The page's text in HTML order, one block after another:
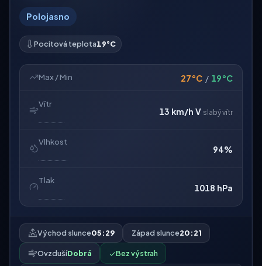
Polojasno
Pocitová teplota19°C
Max / Min 27°C / 19°C
Vítr
13 km/h V slabý vítr
Vlhkost
94%
Tlak
1018 hPa
Východ slunce05:29 Západ slunce20:21
OvzdušíDobrá ✓Bez výstrah